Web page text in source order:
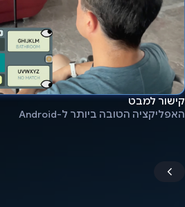
קישור למבט
האפליקציה הטובה ביותר ל-Android